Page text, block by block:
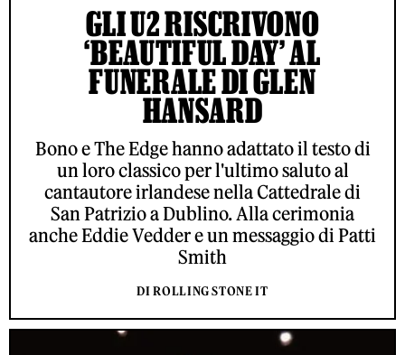
GLI U2 RISCRIVONO
‘BEAUTIFUL DAY’ AL
FUNERALE DI GLEN
HANSARD
Bono e The Edge hanno adattato il testo di
un loro classico per l'ultimo saluto al
cantautore irlandese nella Cattedrale di
San Patrizio a Dublino. Alla cerimonia
anche Eddie Vedder e un messaggio di Patti
Smith
DI ROLLING STONE IT